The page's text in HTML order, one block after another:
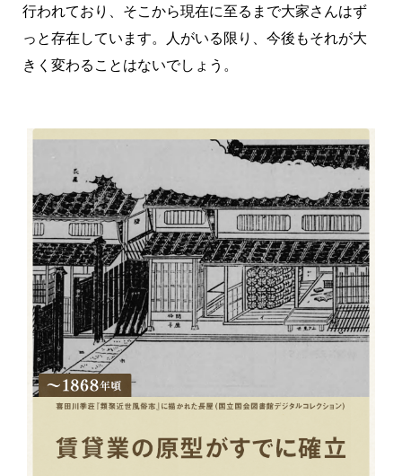
行われており、そこから現在に至るまで大家さんはず
っと存在しています。人がいる限り、今後もそれが大
きく変わることはないでしょう。